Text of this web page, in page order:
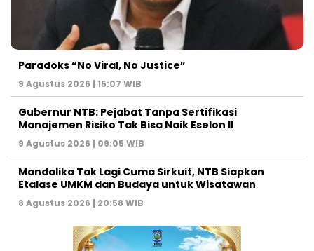
Paradoks “No Viral, No Justice”
9 Agustus 2026 | 15:07 WIB
Gubernur NTB: Pejabat Tanpa Sertifikasi
Manajemen Risiko Tak Bisa Naik Eselon II
9 Agustus 2026 | 09:05 WIB
Mandalika Tak Lagi Cuma Sirkuit, NTB Siapkan
Etalase UMKM dan Budaya untuk Wisatawan
8 Agustus 2026 | 20:58 WIB